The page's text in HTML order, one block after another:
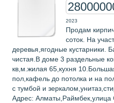
2023
Продам
соток. На
деревья,ягодные кустарники.
чистая.В доме 3 раздельные
кв,м.жилая 65,кухня
пол,кафель до потолка и на
с тумбой и
Адрес: